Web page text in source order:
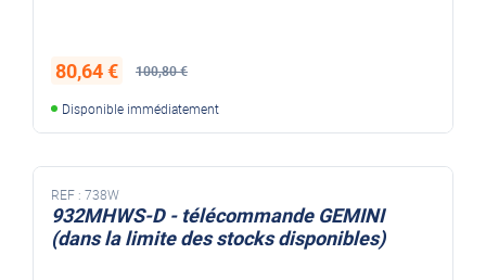
100,80 €
80,64 €
Disponible immédiatement
REF : 738W
932MHWS-D - télécommande GEMINI
(dans la limite des stocks disponibles)